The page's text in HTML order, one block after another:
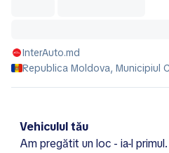
InterAuto.md
Republica Moldova, Municipiul
Vehiculul tău
Am pregătit un loc - ia-l primul.